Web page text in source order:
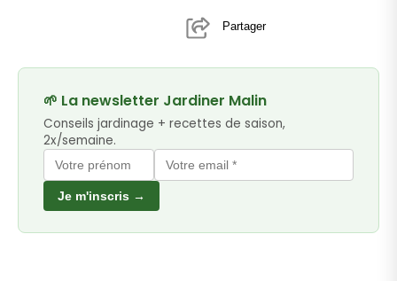
Partager
🌱 La newsletter Jardiner Malin
Conseils jardinage + recettes de saison,
2x/semaine.
Je m'inscris →